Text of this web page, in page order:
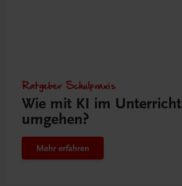
Ratgeber Schulpraxis
Wie mit KI im Unterricht
umgehen?
Mehr erfahren